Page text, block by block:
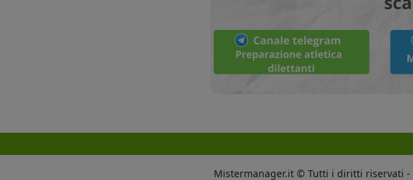
Mistermanager.it © Tutti i diritti riservati -